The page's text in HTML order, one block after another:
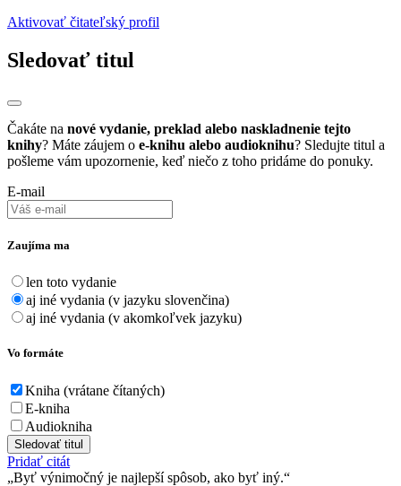
Aktivovať čitateľský profil
Sledovať titul
Čakáte na nové vydanie, preklad alebo naskladnenie tejto
knihy? Máte záujem o e-knihu alebo audioknihu? Sledujte titul a
pošleme vám upozornenie, keď niečo z toho pridáme do ponuky.
E-mail
Zaujíma ma
len toto vydanie
aj iné vydania (v jazyku slovenčina)
aj iné vydania (v akomkoľvek jazyku)
Vo formáte
Kniha (vrátane čítaných)
E-kniha
Audiokniha
Sledovať titul
Pridať citát
Byť výnimočný je najlepší spôsob, ako byť iný.